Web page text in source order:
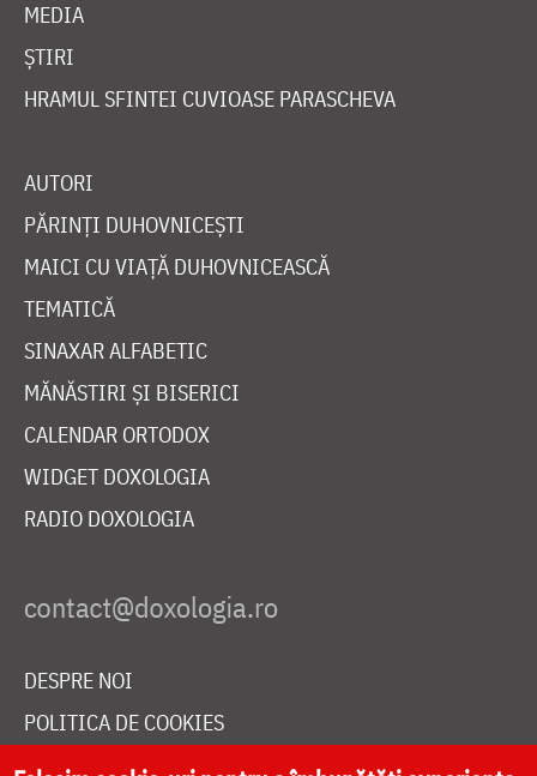
MEDIA
ȘTIRI
HRAMUL SFINTEI CUVIOASE PARASCHEVA
AUTORI
PĂRINȚI DUHOVNICEȘTI
MAICI CU VIAȚĂ DUHOVNICEASCĂ
TEMATICĂ
SINAXAR ALFABETIC
MĂNĂSTIRI ȘI BISERICI
CALENDAR ORTODOX
WIDGET DOXOLOGIA
RADIO DOXOLOGIA
DESPRE NOI
POLITICA DE COOKIES
DONEAZĂ ONLINE PENTRU CATEDRALA NAȚIONALĂ